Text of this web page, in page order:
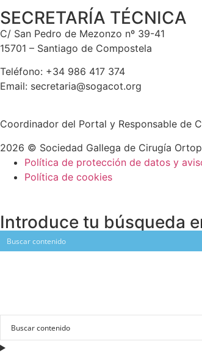
SECRETARÍA TÉCNICA
C/ San Pedro de Mezonzo nº 39-41
15701 – Santiago de Compostela
Teléfono: +34 986 417 374
Email: secretaria@sogacot.org
Coordinador del Portal y Responsable de
2026 © Sociedad Gallega de Cirugía
Política de protección de datos y
Política de cookies
Introduce tu búsqueda